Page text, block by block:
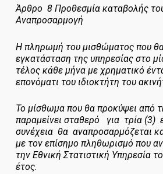
Άρθρο 8 Προθεσμία καταβολής
Αναπροσαρμογή
Η πληρωμή του μισθώματος που θα
εγκατάσταση της υπηρεσίας στο
τέλος κάθε μήνα με χρηματικό
επονόματι του ιδιοκτήτη του
Το μίσθωμα που θα προκύψει από
παραμείνει σταθερό για τρία (3)
συνέχεια θα αναπροσαρμόζεται
με τον επίσημο πληθωρισμό που
την Εθνική Στατιστική Υπηρεσία
έτος.